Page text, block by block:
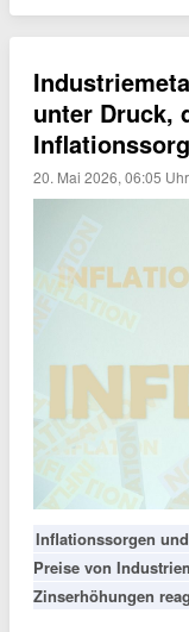
unter Druck,
20. Mai 2026, 06:05 Uhr
Inflationssorgen
Preise von
Zinserhöhungen